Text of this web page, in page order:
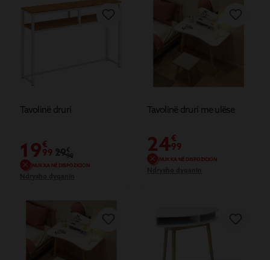
Tavolinë druri
19€
99
NUK KA NË DISPOZICION
Tavolinë druri me ulëse
24€
99
NUK KA NË DISPOZICION